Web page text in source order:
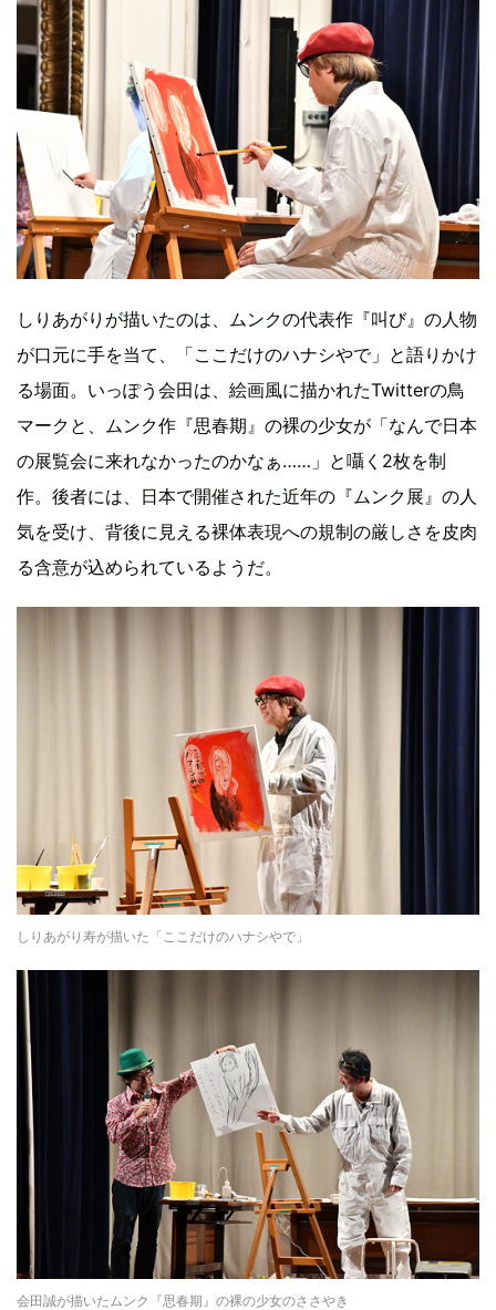
しりあがりが描いたのは、ムンクの代表作『叫び』の人物
が口元に手を当て、「ここだけのハナシやで」と語りかけ
る場面。いっぽう会田は、絵画風に描かれたTwitterの鳥
マークと、ムンク作『思春期』の裸の少女が「なんで日本
の展覧会に来れなかったのかなぁ……」と囁く2枚を制
作。後者には、日本で開催された近年の『ムンク展』の人
気を受け、背後に見える裸体表現への規制の厳しさを皮肉
る含意が込められているようだ。
しりあがり寿が描いた「ここだけのハナシやで」
会田誠が描いたムンク『思春期』の裸の少女のささやき